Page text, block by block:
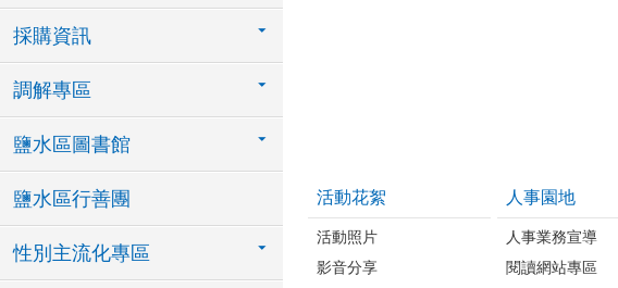
採購資訊
調解專區
鹽水區圖書館
鹽水區行善團
性別主流化專區
活動花絮
活動照片
影音分享
人事園地
人事業務宣導
閱讀網站專區